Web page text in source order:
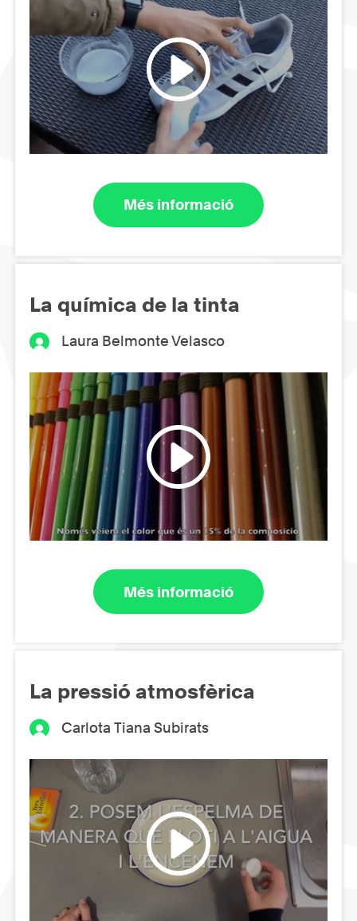
Més informació
La química de la tinta
Laura Belmonte Velasco
Més informació
La pressió atmosfèrica
Carlota Tiana Subirats